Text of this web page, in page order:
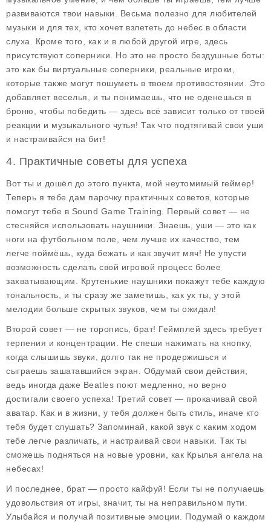
развиваются твои навыки. Весьма полезно для любителей
музыки и для тех, кто хочет взлететь до небес в области
слуха. Кроме того, как и в любой другой игре, здесь
присутствуют соперники. Но это не просто бездушные боты:
это как бы виртуальные соперники, реальные игроки,
которые также могут пошуметь в твоем противостоянии. Это
добавляет веселья, и ты понимаешь, что не оденешься в
броню, чтобы победить — здесь всё зависит только от твоей
реакции и музыкального чутья! Так что подтягивай свои уши
и настраивайся на бит!
4. Практичные советы для успеха
Вот ты и дошёл до этого пункта, мой неутомимый геймер!
Теперь я тебе дам парочку практичных советов, которые
помогут тебе в Sound Game Training . Первый совет — не
стесняйся использовать наушники. Знаешь, уши — это как
ноги на футбольном поле, чем лучше их качество, тем
легче поймёшь, куда бежать и как звучит мяч! Не упусти
возможность сделать свой игровой процесс более
захватывающим. Крутенькие наушники покажут тебе каждую
тональность, и ты сразу же заметишь, как ух ты, у этой
мелодии больше скрытых звуков, чем ты ожидал!
Второй совет — не торопись, брат! Геймплей здесь требует
терпения и концентрации. Не спеши нажимать на кнопку,
когда слышишь звуки, долго так не продержишься и
сыграешь зашатавшийся экран. Обдумай свои действия,
ведь иногда даже Beatles поют медленно, но верно
достигали своего успеха! Третий совет — прокачивай свой
аватар. Как и в жизни, у тебя должен быть стиль, иначе кто
тебя будет слушать? Запоминай, какой звук с каким ходом
тебе легче различать, и настраивай свои навыки. Так ты
сможешь подняться на новые уровни, как Крылья ангела на
небесах!
И последнее, брат — просто кайфуй! Если ты не получаешь
удовольствия от игры, значит, ты на неправильном пути.
Улыбайся и получай позитивные эмоции. Подумай о каждом